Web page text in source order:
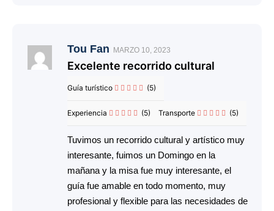
Tou Fan MARZO 10, 2023
Excelente recorrido cultural
(5)
Guía turístico
(5)
Experiencia (5)
Transporte
Tuvimos un recorrido cultural y artístico muy
interesante, fuimos un Domingo en la
mañana y la misa fue muy interesante, el
guía fue amable en todo momento, muy
profesional y flexible para las necesidades de